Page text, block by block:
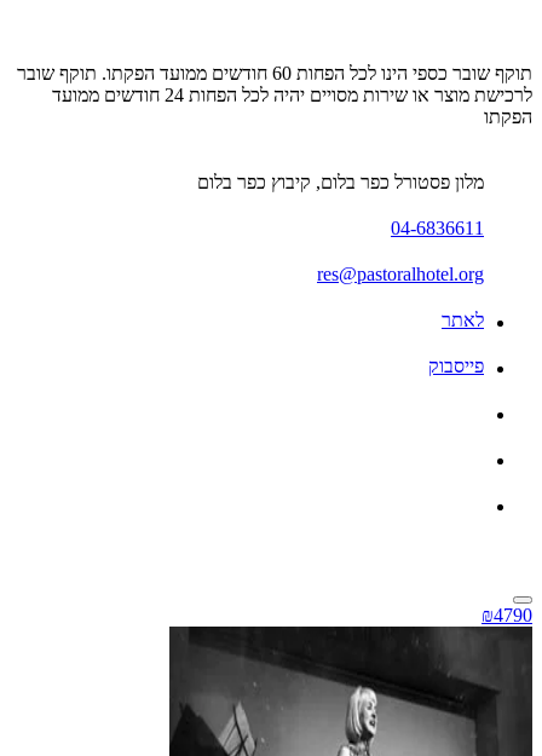
תוקף שובר כספי הינו לכל הפחות 60 חודשים ממועד הפקתו. תוקף שובר
לרכישת מוצר או שירות מסויים יהיה לכל הפחות 24 חודשים ממועד
הפקתו
מלון פסטורל כפר בלום, קיבוץ כפר בלום
04-6836611
res@pastoralhotel.org
לאתר
פייסבוק
₪4790